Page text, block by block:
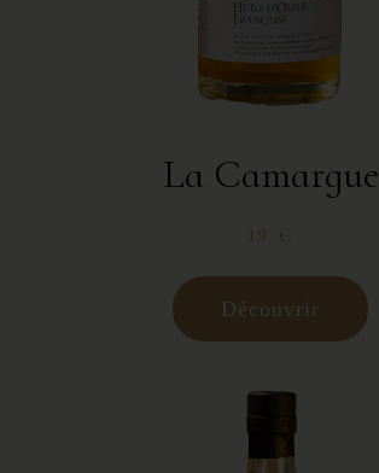
La Camargue
19 €
Découvrir